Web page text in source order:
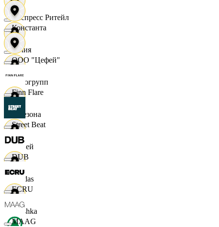
Экспресс Ритейл
Юлия
Яркогрупп
4 Сезона
7 дней
Adidas
Bershka
Константа
ООО "Цефей"
Finn Flare
Street Beat
DUB
ECRU
MAAG